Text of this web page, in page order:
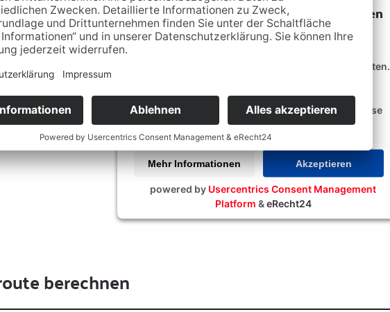
Wir benötigen Ihre Zustimmung, um den
Google Maps-Service zu laden!
Wir verwenden Google Maps, um Inhalte einzubetten.
sammeln. Bitte lesen Sie die Details durch und
stimmen Sie der Nutzung des Service zu, um diese
Inhalte anzuzeigen.
Mehr Informationen Akzeptieren
powered by Usercentrics Consent Management
Platform &eRecht24
berechnen